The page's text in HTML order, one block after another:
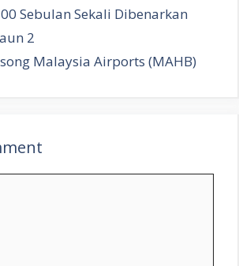
Sebulan Sekali Dibenarkan
2
Malaysia Airports (MAHB)